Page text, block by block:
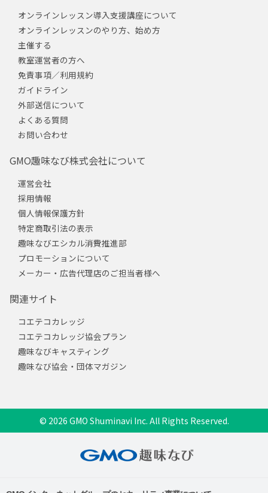
オンラインレッスン導入支援講座について
オンラインレッスンのやり方、始め方
主催する
教室運営者の方へ
免責事項／利用規約
ガイドライン
外部送信について
よくある質問
お問い合わせ
GMO趣味なび株式会社について
運営会社
採用情報
個人情報保護方針
特定商取引法の表示
趣味なびエシカル消費推進部
プロモーションについて
メーカー・広告代理店のご担当者様へ
関連サイト
コエテコカレッジ
コエテコカレッジ協会プラン
趣味なびキャスティング
趣味なび協会・団体マガジン
© 2026 GMO Shuminavi Inc. All Rights Reserved.